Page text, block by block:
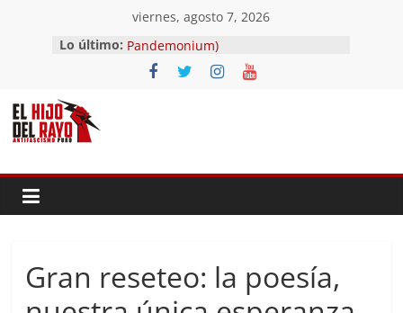
contenido
viernes, agosto 7, 2026
Lo último:
El segundo (Del II Tomo del
Pandemonium)
Ave fénix
Gran reseteo: la poesía,